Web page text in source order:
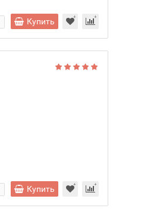
Купить
Купить